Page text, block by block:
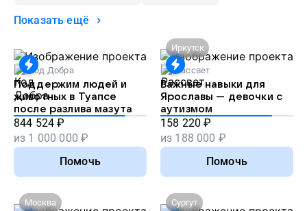
Показать ещё
Код Добра
Поддержим людей и
животных в Туапсе
после разлива мазута
844 524 ₽
из 1 000 000 ₽
Помочь
Иркутск
Рассвет
Важные навыки для
Ярославы — девочки с
аутизмом
158 220 ₽
из 188 000 ₽
Помочь
Москва
Сургут